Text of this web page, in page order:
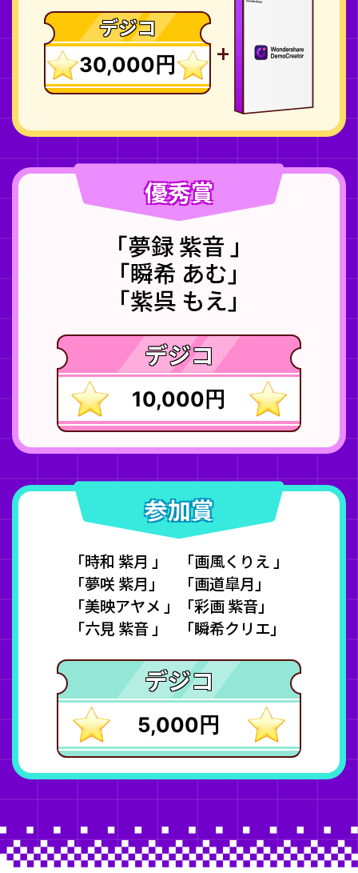
優秀賞
「夢録 紫音 」
「瞬希 あむ」
「紫呉 もえ」
デジコ
10,000円
デジコ
30,000円 +
参加賞
「時和 紫月 」
「夢咲 紫月」
「美映アヤメ 」
「六見 紫音 」
「画風くりえ 」
「画道皐月」
「彩画 紫音」
「瞬希クリエ」
デジコ
5,000円